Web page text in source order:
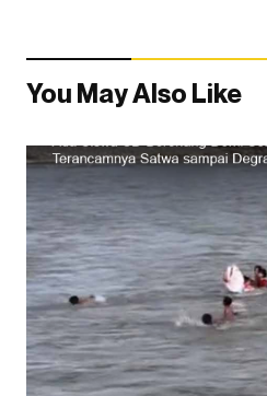
You May Also Like